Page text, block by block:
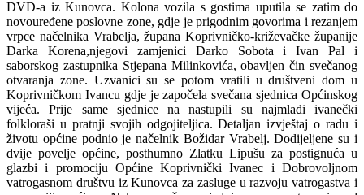
DVD-a iz Kunovca. Kolona vozila s gostima uputila se zatim do
novouređene poslovne zone, gdje je prigodnim govorima i rezanjem
vrpce načelnika Vrabelja, župana Koprivničko-križevačke županije
Darka Korena,njegovi zamjenici Darko Sobota i Ivan Pal i
saborskog zastupnika Stjepana Milinkovića, obavljen čin svečanog
otvaranja zone. Uzvanici su se potom vratili u društveni dom u
Koprivničkom Ivancu gdje je započela svečana sjednica Općinskog
vijeća. Prije same sjednice na nastupili su najmlađi ivanečki
folkloraši u pratnji svojih odgojiteljica. Detaljan izvještaj o radu i
životu općine podnio je načelnik Božidar Vrabelj. Dodijeljene su i
dvije povelje općine, posthumno Zlatku Lipušu za postignuća u
glazbi i promociju Općine Koprivnički Ivanec i Dobrovoljnom
vatrogasnom društvu iz Kunovca za zasluge u razvoju vatrogastva i